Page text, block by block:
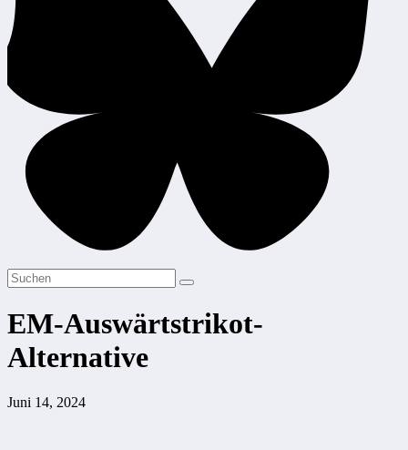
EM-Auswärtstrikot-
Alternative
Juni 14, 2024